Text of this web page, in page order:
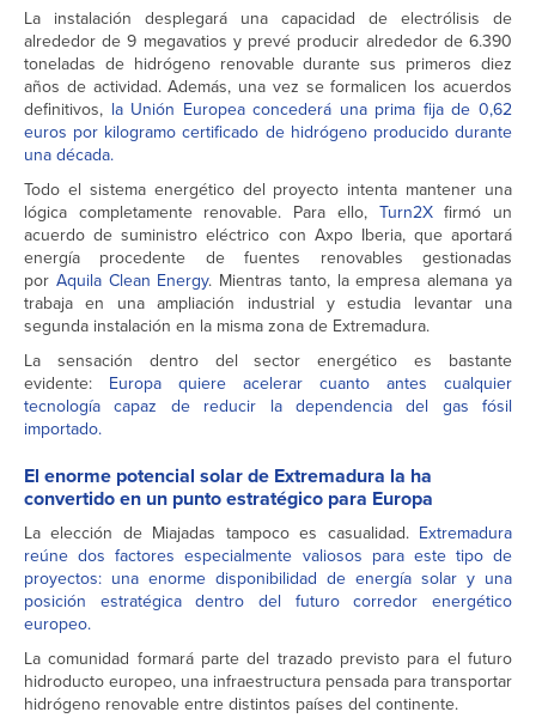
La instalación desplegará una capacidad de electrólisis de
alrededor de 9 megavatios y prevé producir alrededor de 6.390
toneladas de hidrógeno renovable durante sus primeros diez
años de actividad. Además, una vez se formalicen los acuerdos
definitivos, la Unión Europea concederá una prima fija de 0,62
euros por kilogramo certificado de hidrógeno producido durante
una década.
Todo el sistema energético del proyecto intenta mantener una
lógica completamente renovable. Para ello, Turn2Xfirmó un
acuerdo de suministro eléctrico con Axpo Iberia, que aportará
energía procedente de fuentes renovables gestionadas
por Aquila Clean Energy. Mientras tanto, la empresa alemana ya
trabaja en una ampliación industrial y estudia levantar una
segunda instalación en la misma zona de Extremadura.
La sensación dentro del sector energético es bastante
evidente: Europa quiere acelerar cuanto antes cualquier
tecnología capaz de reducir la dependencia del gas fósil
importado.
El enorme potencial solar de Extremadura la ha
convertido en un punto estratégico para Europa
La elección de Miajadas tampoco es casualidad. Extremadura
reúne dos factores especialmente valiosos para este tipo de
proyectos: una enorme disponibilidad de energía solar y una
posición estratégica dentro del futuro corredor energético
europeo.
La comunidad formará parte del trazado previsto para el futuro
hidroducto europeo, una infraestructura pensada para transportar
hidrógeno renovable entre distintos países del continente.